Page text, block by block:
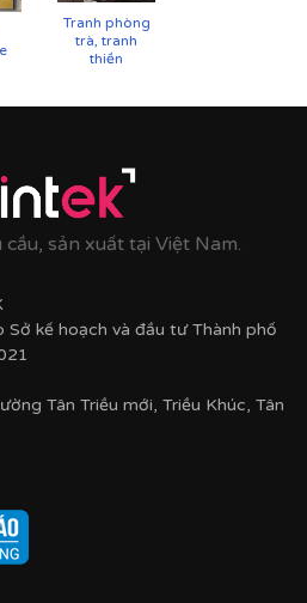
khung thông đã qua xử lý
mốc.
bo viền chất liệu nhựa
Tranh phòng
trà, tranh
thiền
sản xuất tại Việt Nam.
kế hoạch và đầu tư Thành phố
Tân Triều mới, Triều Khúc, Tân